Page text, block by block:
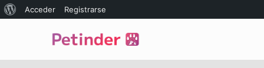
Acceder Registrarse